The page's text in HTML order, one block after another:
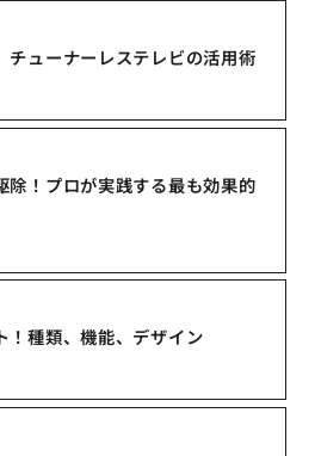
チューナーレステレビの活用術
除！プロが実践する最も効果的
！種類、機能、デザイン